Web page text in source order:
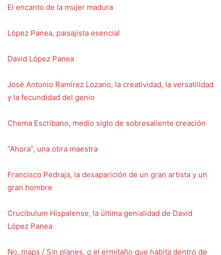
El encanto de la mujer madura
López Panea, paisajista esencial
David López Panea
José Antonio Ramírez Lozano, la creatividad, la versatilidad
y la fecundidad del genio
Chema Escribano, medio siglo de sobresaliente creación
“Ahora”, una obra maestra
Francisco Pedraja, la desaparición de un gran artista y un
gran hombre
Crucibulum Hispalense, la última genialidad de David
López Panea
No_maps / Sin planes, o el ermitaño que habita dentro de